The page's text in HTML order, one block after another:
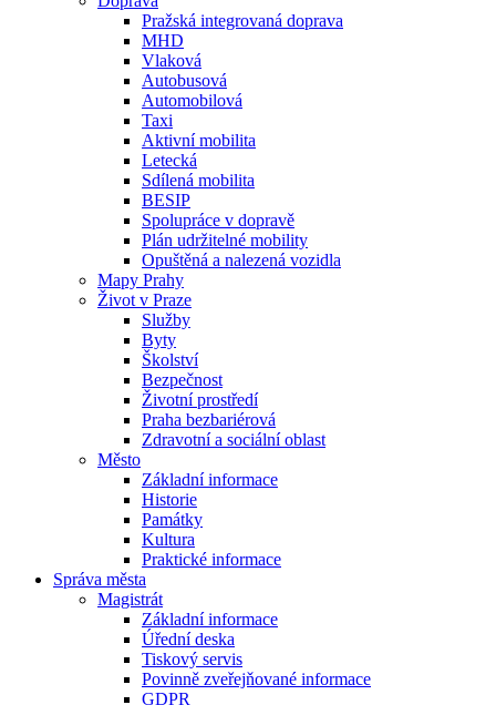
Pražská integrovaná doprava
MHD
Vlaková
Autobusová
Automobilová
Taxi
Aktivní mobilita
Letecká
Sdílená mobilita
BESIP
Spolupráce v dopravě
Plán udržitelné mobility
Opuštěná a nalezená vozidla
Mapy Prahy
Život v Praze
Služby
Byty
Školství
Bezpečnost
Životní prostředí
Praha bezbariérová
Zdravotní a sociální oblast
Město
Základní informace
Historie
Památky
Kultura
Praktické informace
Správa města
Magistrát
Základní informace
Úřední deska
Tiskový servis
Povinně zveřejňované informace
GDPR